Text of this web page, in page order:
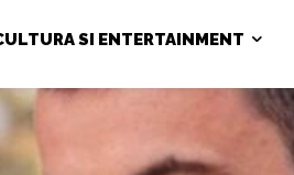
SI ENTERTAINMENT